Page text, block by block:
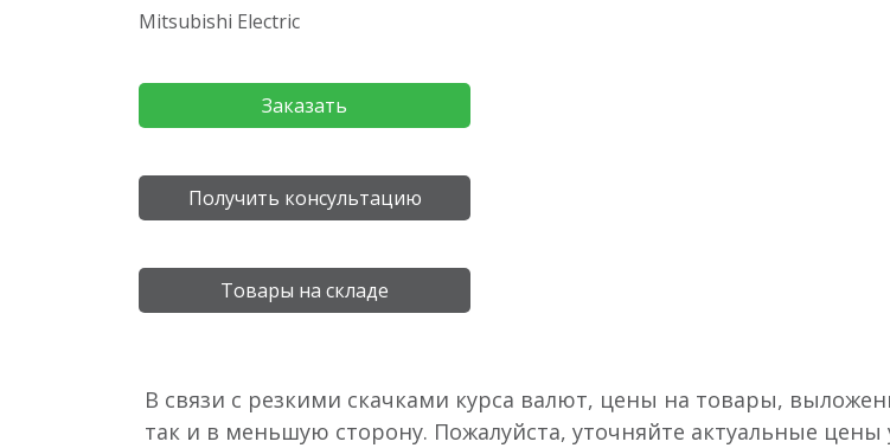
Mitsubishi Electric
Заказать
Получить консультацию
Товары на складе
В связи с резкими скачками курса валют, цены на товары,
так и в меньшую сторону. Пожалуйста, уточняйте актуальные